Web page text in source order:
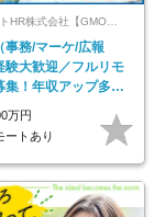
GMOコネクトHR株式会社【GMOインターネットグループ】
事務/マーケ/広報
験大歓迎／フルリモ
集！年収アップ多数
日★
万円
ートあり